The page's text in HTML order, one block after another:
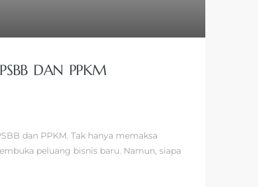
DAN PPKM
dan PPKM. Tak hanya memaksa
peluang bisnis baru. Namun, siapa